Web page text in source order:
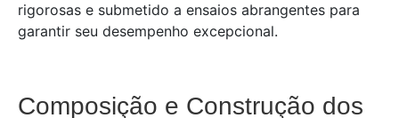
rigorosas e submetido a ensaios abrangentes para
garantir seu desempenho excepcional.
Composição e Construção dos